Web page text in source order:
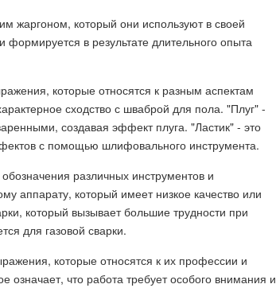
жаргоном, который они используют в своей
в результате длительного опыта
которые относятся к разным аспектам
сходство с шваброй для пола. "Плуг" -
создавая эффект плуга. "Ластик" - это
с помощью шлифовального инструмента.
различных инструментов и
аппарату, который имеет низкое качество или
который вызывает большие трудности при
для газовой сварки.
которые относятся к их профессии и
означает, что работа требует особого внимания и